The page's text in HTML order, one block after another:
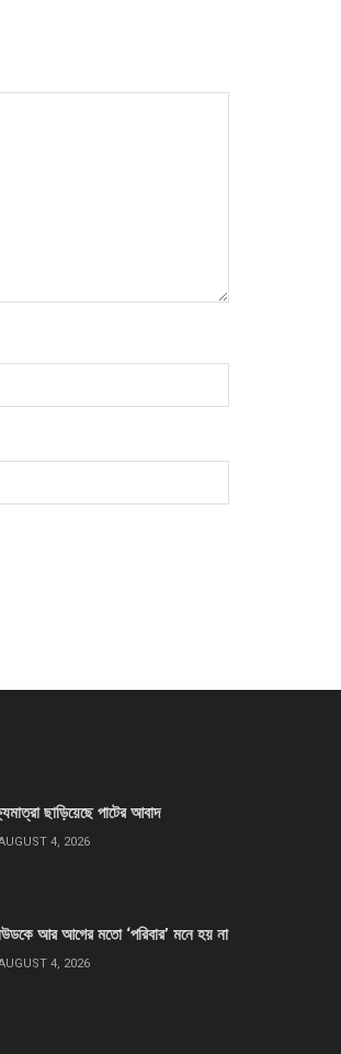
ছাড়িয়েছে পাটের আবাদ
4, 2026
আর আগের মতো ‘পরিবার’ মনে হয় না
4, 2026